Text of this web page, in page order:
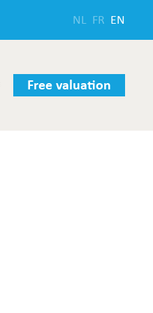
NL FR EN
Free valuation